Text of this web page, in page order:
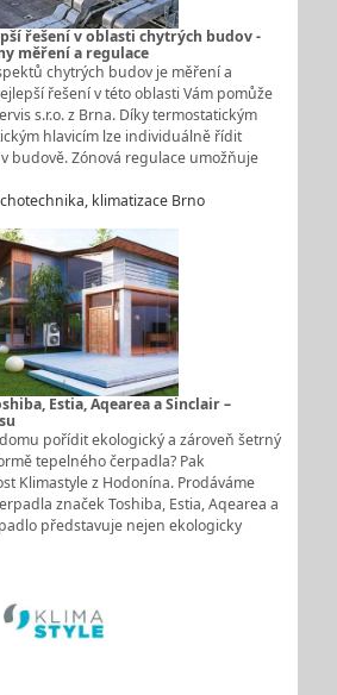
řešení v oblasti chytrých budov -
měření a regulace
chytrých budov je měření a
řešení v této oblasti Vám pomůže
s.r.o. z Brna. Díky termostatickým
hlavicím lze individuálně řídit
budově. Zónová regulace umožňuje
klimatizace Brno
Estia, Aqearea a Sinclair –
pořídit ekologický a zároveň šetrný
tepelného čerpadla? Pak
Klimastyle z Hodonína. Prodáváme
značek Toshiba, Estia, Aqearea a
představuje nejen ekologicky